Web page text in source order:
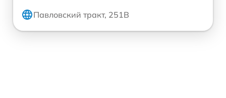
Павловский тракт, 251В